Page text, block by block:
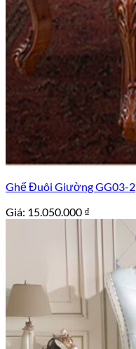
Ghế Đuôi Giường GG03-2
Giá: 15.050.000 ₫